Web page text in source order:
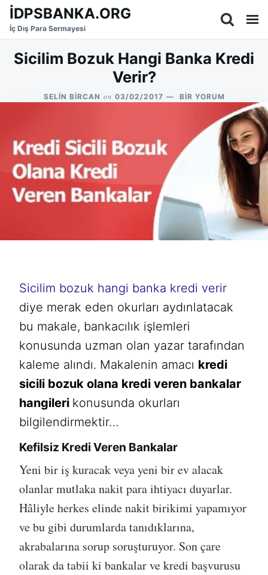
SkipSearch
for:
İDPSBANKA.ORG
İç Dış Para Sermayesi
Sicilim Bozuk Hangi Banka Kredi
Verir?
SELIN BIRCAN on 03/02/2017
SICILIM
BANKA
KREDI
VERIR?
BIR YORUM
Sicilim bozuk hangi banka kredi verir
diye merak eden okurları aydınlatacak
bu makale, bankacılık işlemleri
konusunda uzman olan yazar tarafından
kaleme alındı. Makalenin amacı kredi
sicili bozuk olana kredi veren bankalar
hangileri konusunda okurları
bilgilendirmektir…
Kefilsiz Kredi Veren Bankalar
Yeni bir iş kuracak veya yeni bir ev alacak
olanlar mutlaka nakit para ihtiyacı duyarlar.
Hâliyle herkes elinde nakit birikimi yapamıyor
ve bu gibi durumlarda tanıdıklarına,
akrabalarına sorup soruşturuyor. Son çare
olarak da tabii ki bankalar ve kredi başvurusu